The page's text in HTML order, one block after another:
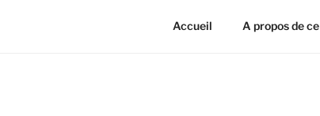
Accueil A propos de